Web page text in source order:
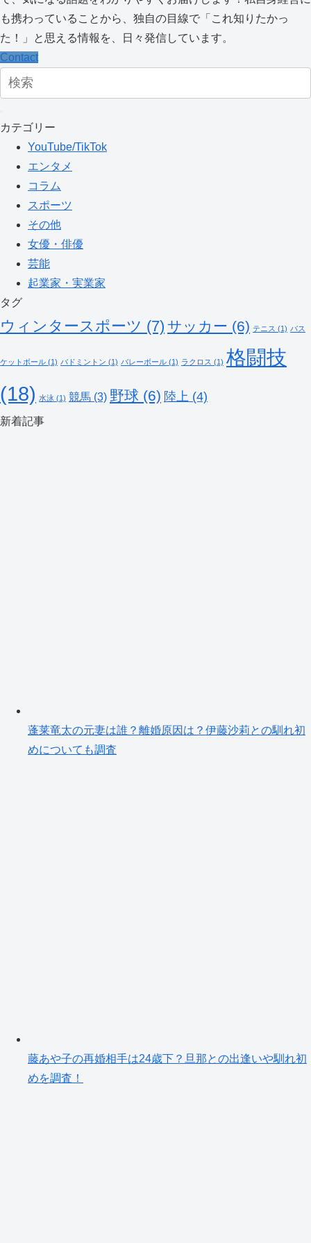
も携わっていることから、独自の目線で「これ知りたかっ
た！」と思える情報を、日々発信しています。
Contact
カテゴリー
YouTube/TikTok
エンタメ
コラム
スポーツ
その他
女優・俳優
芸能
起業家・実業家
タグ
ウィンタースポーツ (7) サッカー (6) テニス (1) バス
ケットボール (1) バドミントン (1) バレーボール (1) ラクロス (1) 格闘技
(18) 水泳 (1) 競馬 (3) 野球 (6) 陸上 (4)
新着記事
蓬莱竜太の元妻は誰？離婚原因は？伊藤沙莉との馴れ初
めについても調査
藤あや子の再婚相手は24歳下？旦那との出逢いや馴れ初
めを調査！